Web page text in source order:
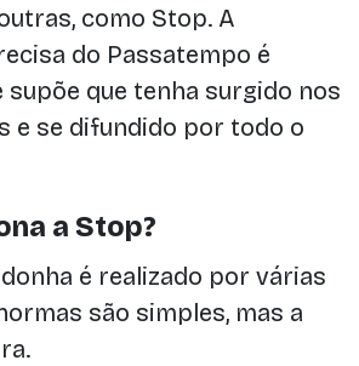
como Stop. A
do Passatempo é
supõe que tenha surgido nos
e se difundido por todo o
a Stop?
é realizado por várias
são simples, mas a